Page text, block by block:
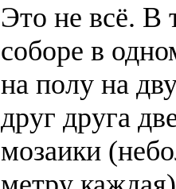
Это не всё. В
соборе в
на полу на
друг друга
мозаики